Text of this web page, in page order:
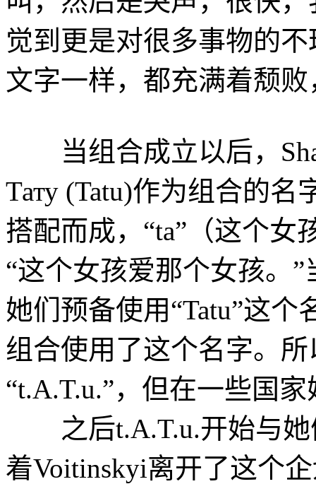
觉到更是对很多事物的
文字一样，都充满着颓
当组合成立以后，
Тату (Tatu)作为组合的
搭配而成，“ta”（这个女
“这个女孩爱那个女孩。
她们预备使用“Tatu”这
组合使用了这个名字。
“t.A.T.u.”，但在一些国
之后t.A.T.u.开始与她
着Voitinskyi离开了这个